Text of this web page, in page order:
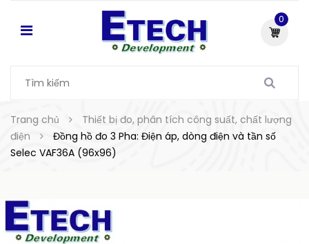
0
Trang chủ
Thiết bị đo, phân tích công suất, chất lượng
điện
Đồng hồ đo 3 Pha: Điện áp, dòng điện và tần số
Selec VAF36A (96x96)